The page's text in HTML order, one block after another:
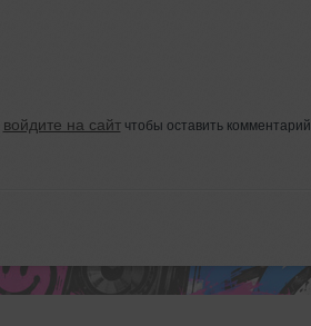
войдите на сайтчтобы оставить комментарий